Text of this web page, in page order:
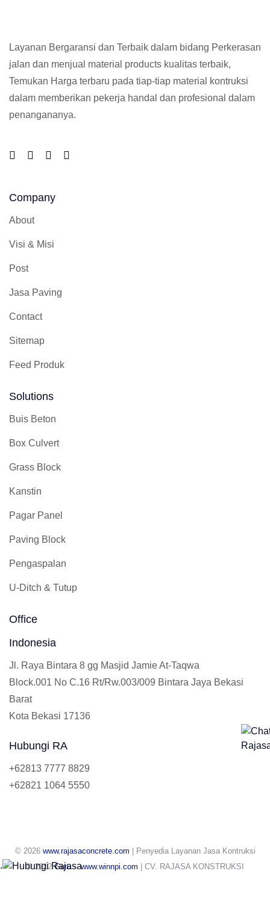
Layanan Bergaransi dan Terbaik dalam bidang Perkerasan
jalan dan menjual material products kualitas terbaik,
Temukan Harga terbaru pada tiap-tiap material kontruksi
dalam memberikan pekerja handal dan profesional dalam
penangananya.
Company
About
Visi & Misi
Post
Jasa Paving
Contact
Sitemap
Feed Produk
Solutions
Buis Beton
Box Culvert
Grass Block
Kanstin
Pagar Panel
Paving Block
Pengaspalan
U-Ditch & Tutup
Office
Indonesia
Jl. Raya Bintara 8 gg Masjid Jamie At-Taqwa
Block.001 No C.16 Rt/Rw.003/009 Bintara Jaya Bekasi
Barat
Kota Bekasi 17136
Hubungi RA
+62813 7777 8829
+62821 1064 5550
© 2026 www.rajasaconcrete.com | Penyedia Layanan Jasa Kontruksi
© 2012Guru- www.winnpi.com | CV. RAJASA KONSTRUKSI
.